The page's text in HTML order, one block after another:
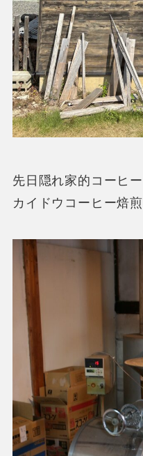
先日隠れ家的コーヒ
カイドウコーヒー焙